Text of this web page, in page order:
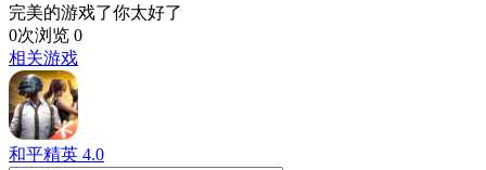
完美的游戏了你太好了
0次浏览 0
相关游戏
和平精英 4.0